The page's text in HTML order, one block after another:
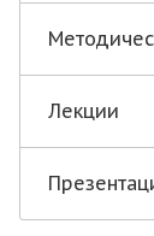
Лекции